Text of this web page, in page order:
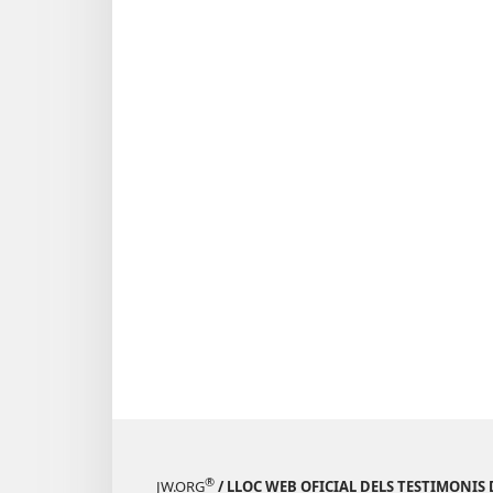
JW.ORG® / LLOC WEB OFICIAL DELS TESTIMONIS